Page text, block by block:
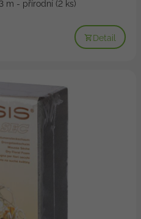
m - přírodní (2 ks)
Detail